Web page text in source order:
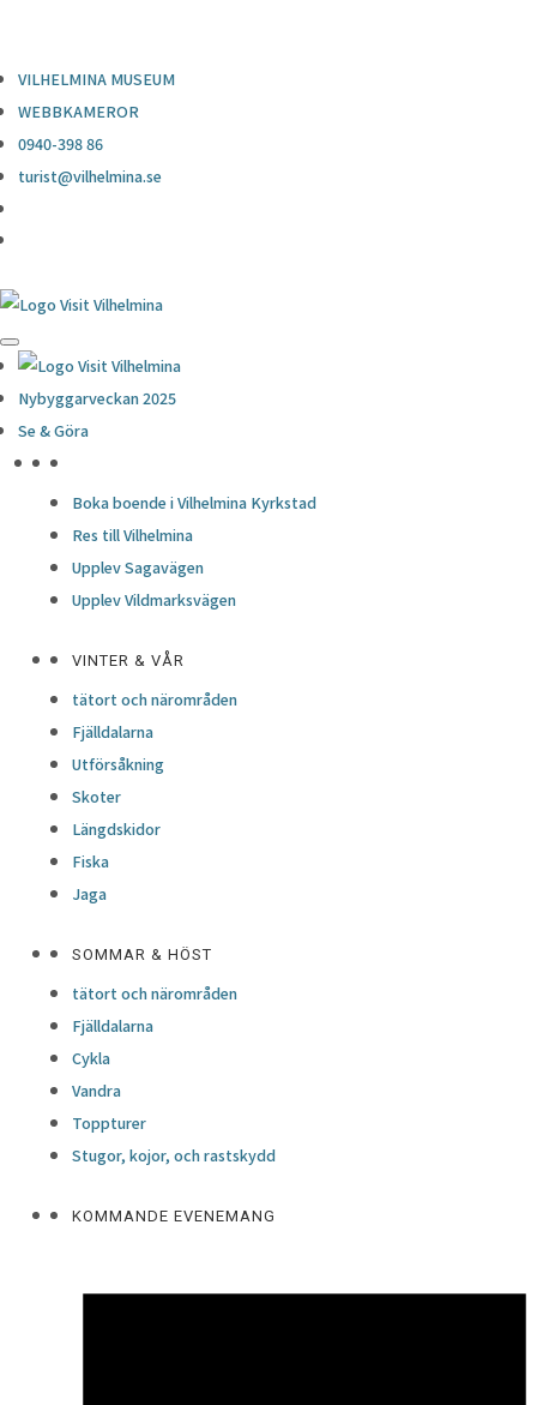
VILHELMINA MUSEUM
WEBBKAMEROR
0940-398 86
turist@vilhelmina.se
Nybyggarveckan 2025
Se & Göra
Boka boende i Vilhelmina Kyrkstad
Res till Vilhelmina
Upplev Sagavägen
Upplev Vildmarksvägen
VINTER & VÅR
tätort och närområden
Fjälldalarna
Utförsåkning
Skoter
Längdskidor
Fiska
Jaga
SOMMAR & HÖST
tätort och närområden
Fjälldalarna
Cykla
Vandra
Toppturer
Stugor, kojor, och rastskydd
KOMMANDE EVENEMANG